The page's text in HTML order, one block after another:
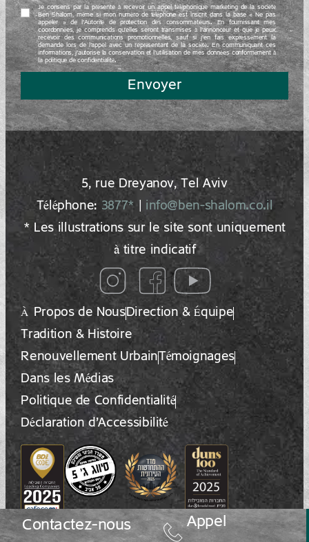
Je consens par la présente à recevoir un appel téléphonique marketing de la société
Ben Shalom, même si mon numéro de téléphone est inscrit dans la base « Ne pas
appeler » de l’Autorité de protection des consommateurs. En fournissant mes
coordonnées, je comprends qu’elles seront transmises à l’annonceur et que je peux
recevoir des communications promotionnelles, sauf si j’en fais expressément la
demande lors de l’appel avec un représentant de la société. En communiquant ces
informations, j’autorise la conservation et l’utilisation de mes données conformément à
la politique de confidentialité.
Envoyer
5, rue Dreyano‍v, Tel Aviv
Téléphone: 3877*
info@ben-shalom.co.il
* Les illustrations sur le site sont uniquement
à titre indicatif
À Propos de NousDirection & Équipe
Tradition & Histoire
Renouvellement UrbainTémoignages
Dans les Médias
Politique de Confidentialité
Déclaration d’Accessibilité
Contactez-nous Appel